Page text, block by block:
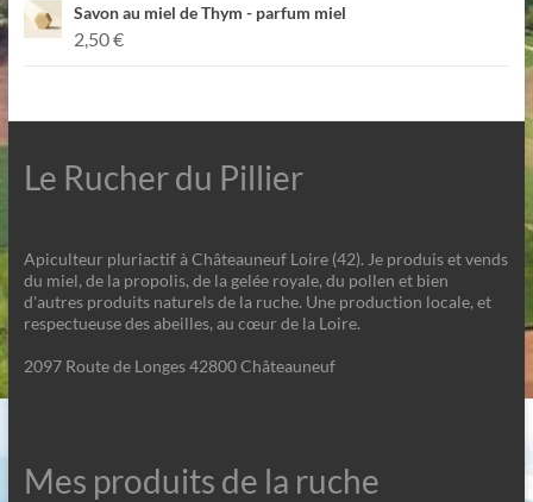
Savon au miel de Thym - parfum miel
2,50€
Le Rucher du Pillier
Apiculteur pluriactif à Châteauneuf Loire (42). Je produis et vends
du miel, de la propolis, de la gelée royale, du pollen et bien
d'autres produits naturels de la ruche. Une production locale, et
respectueuse des abeilles, au cœur de la Loire.
2097 Route de Longes 42800 Châteauneuf
Mes produits de la ruche